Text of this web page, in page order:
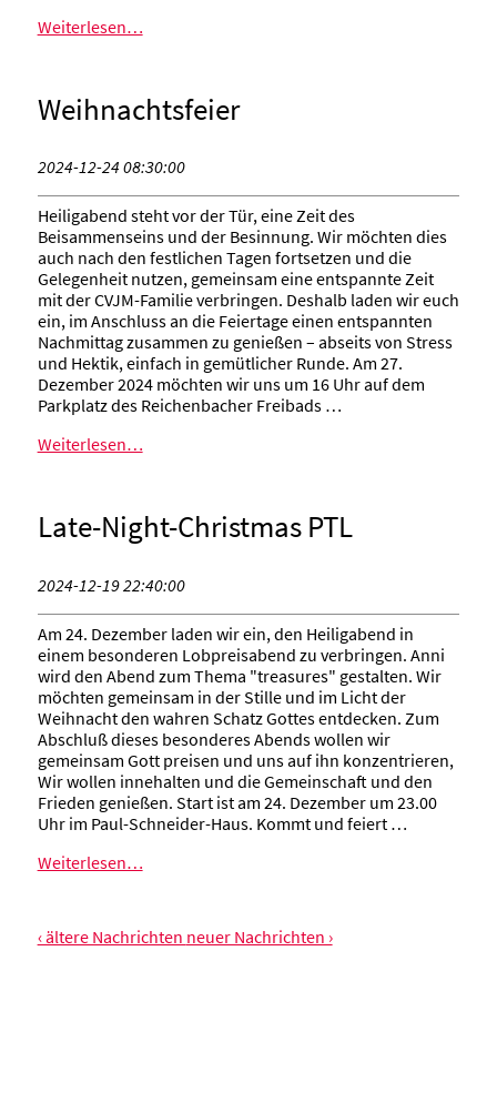
Weiterlesen…
Weihnachtsfeier
2024-12-24 08:30:00
Heiligabend steht vor der Tür, eine Zeit des
Beisammenseins und der Besinnung. Wir möchten dies
auch nach den festlichen Tagen fortsetzen und die
Gelegenheit nutzen, gemeinsam eine entspannte Zeit
mit der CVJM-Familie verbringen. Deshalb laden wir euch
ein, im Anschluss an die Feiertage einen entspannten
Nachmittag zusammen zu genießen – abseits von Stress
und Hektik, einfach in gemütlicher Runde. Am 27.
Dezember 2024 möchten wir uns um 16 Uhr auf dem
Parkplatz des Reichenbacher Freibads …
Weiterlesen…
Late-Night-Christmas PTL
2024-12-19 22:40:00
Am 24. Dezember laden wir ein, den Heiligabend in
einem besonderen Lobpreisabend zu verbringen. Anni
wird den Abend zum Thema "treasures" gestalten. Wir
möchten gemeinsam in der Stille und im Licht der
Weihnacht den wahren Schatz Gottes entdecken. Zum
Abschluß dieses besonderes Abends wollen wir
gemeinsam Gott preisen und uns auf ihn konzentrieren,
Wir wollen innehalten und die Gemeinschaft und den
Frieden genießen. Start ist am 24. Dezember um 23.00
Uhr im Paul-Schneider-Haus. Kommt und feiert …
Weiterlesen…
‹ ältere Nachrichten neuer Nachrichten ›